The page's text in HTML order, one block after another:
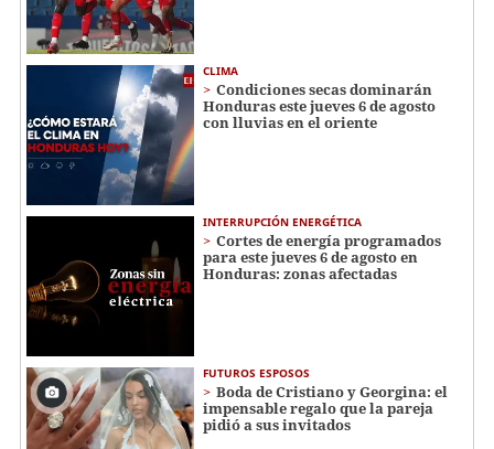
CLIMA
Condiciones secas dominarán
Honduras este jueves 6 de agosto
con lluvias en el oriente
INTERRUPCIÓN ENERGÉTICA
Cortes de energía programados
para este jueves 6 de agosto en
Honduras: zonas afectadas
FUTUROS ESPOSOS
Boda de Cristiano y Georgina: el
impensable regalo que la pareja
pidió a sus invitados